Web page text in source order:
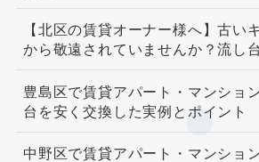
【北区の賃貸オーナー様へ】古い
から敬遠されていませんか？流し
豊島区で賃貸アパート・マンショ
台を安く交換した実例とポイント
中野区で賃貸アパート・マンショ